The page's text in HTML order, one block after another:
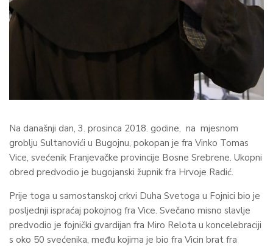
Na današnji dan, 3. prosinca 2018. godine, na mjesnom
groblju Sultanovići u Bugojnu, pokopan je fra Vinko Tomas
Vice, svećenik Franjevačke provincije Bosne Srebrene. Ukopni
obred predvodio je bugojanski župnik fra Hrvoje Radić.
Prije toga u samostanskoj crkvi Duha Svetoga u Fojnici bio je
posljednji ispraćaj pokojnog fra Vice. Svečano misno slavlje
predvodio je fojnički gvardijan fra Miro Relota u koncelebraciji
s oko 50 svećenika, među kojima je bio fra Vicin brat fra